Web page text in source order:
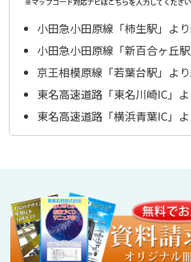
小田急小田原線「柿生駅」より
小田急小田原線「新百合ヶ丘駅
京王相模原線「若葉台駅」より
東名高速道路「東名川崎IC」よ
東名高速道路「横浜青葉IC」よ